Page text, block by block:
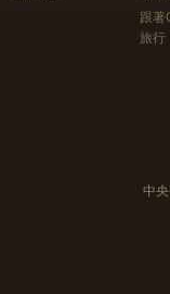
跟
旅行
中